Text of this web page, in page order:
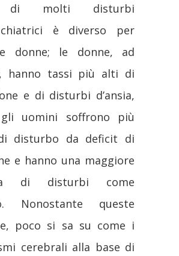
di molti disturbi
è diverso per
donne; le donne, ad
hanno tassi più alti di
e di disturbi d’ansia,
uomini soffrono più
disturbo da deficit di
e hanno una maggiore
di disturbi come
Nonostante queste
poco si sa su come i
cerebrali alla base di